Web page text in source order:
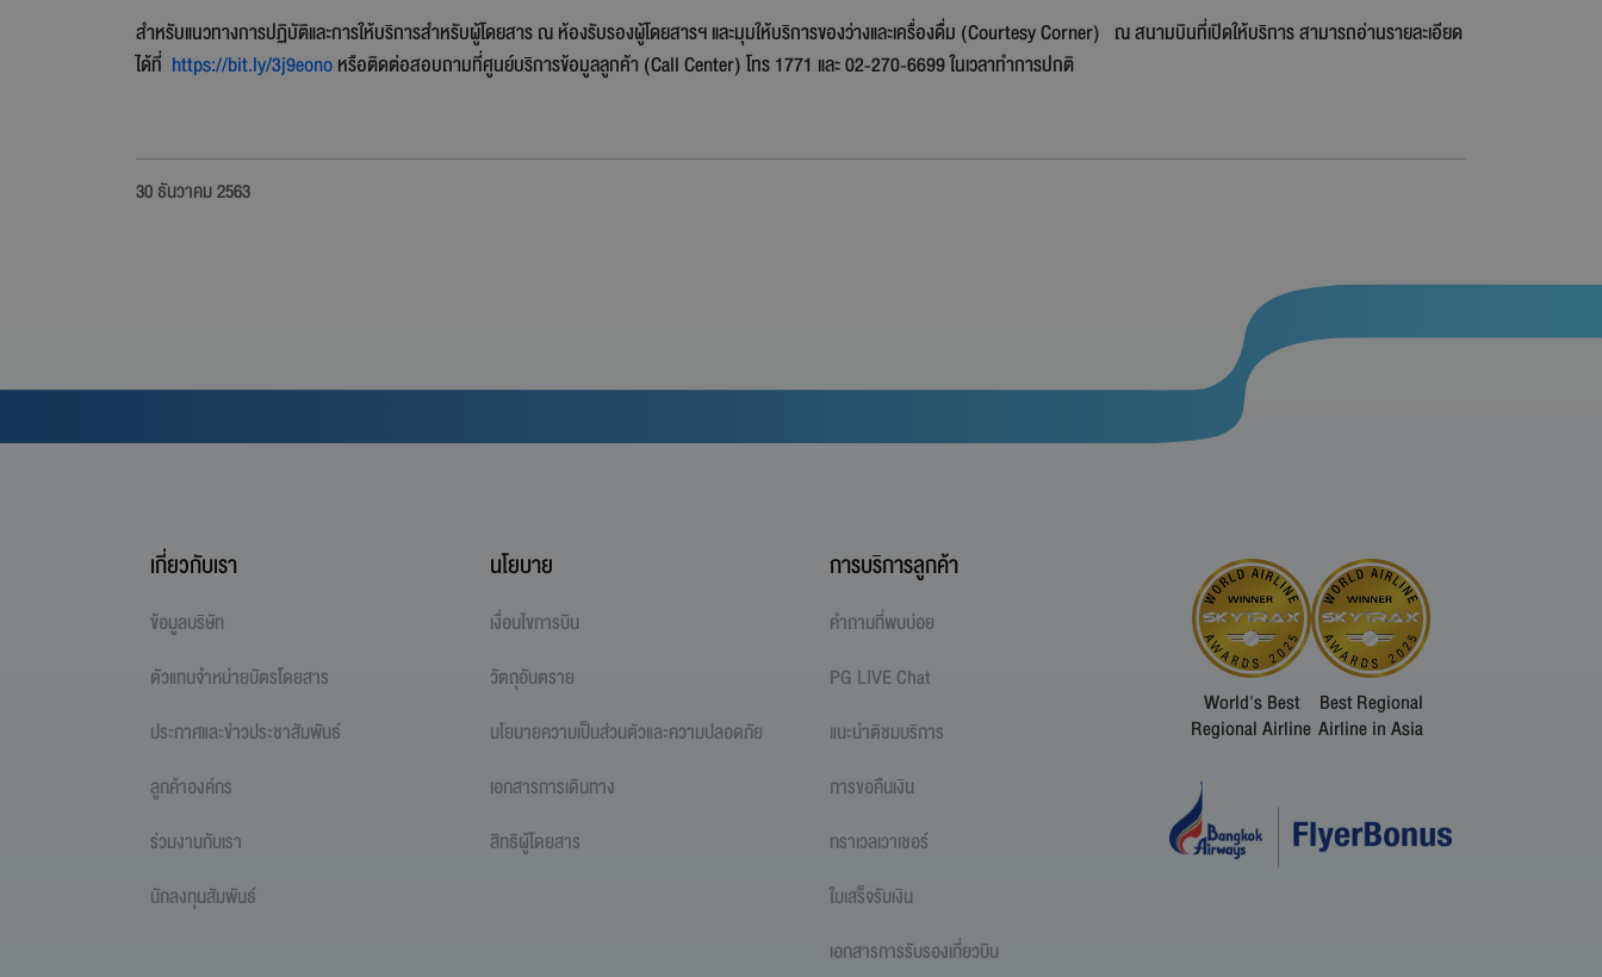
สำหรับแนวทางการปฏิบัติและการให้บริการสำหรับผู้โดยสาร ณ ห้องรับรองผู้โดยสารฯ และมุมให้บริการของว่างและเครื่องดื่ม (Courtesy Corner) ณ สนามบินที่เปิดให้บริการ สามารถอ่านรายละเอียด
ได้ที่ https://bit.ly/3j9eonoหรือติดต่อสอบถามที่ศูนย์บริการข้อมูลลูกค้า (Call Center) โทร 1771 และ 02-270-6699 ในเวลาทำการปกติ
30 ธันวาคม 2563
เกี่ยวกับเรา
ข้อมูลบริษัท
ตัวแทนจำหน่ายบัตรโดยสาร
ประกาศและข่าวประชาสัมพันธ์
ลูกค้าองค์กร
ร่วมงานกับเรา
นักลงทุนสัมพันธ์
นโยบาย
เงื่อนไขการบิน
วัตถุอันตราย
นโยบายความเป็นส่วนตัวและความปลอดภัย
เอกสารการเดินทาง
สิทธิผู้โดยสาร
การบริการลูกค้า
คำถามที่พบบ่อย
PG LIVE Chat
แนะนำติชมบริการ
การขอคืนเงิน
ทราเวลเวาเชอร์
ใบเสร็จรับเงิน
เอกสารการรับรองเที่ยวบิน
World's Best
Regional Airline
Best Regional
Airline in Asia